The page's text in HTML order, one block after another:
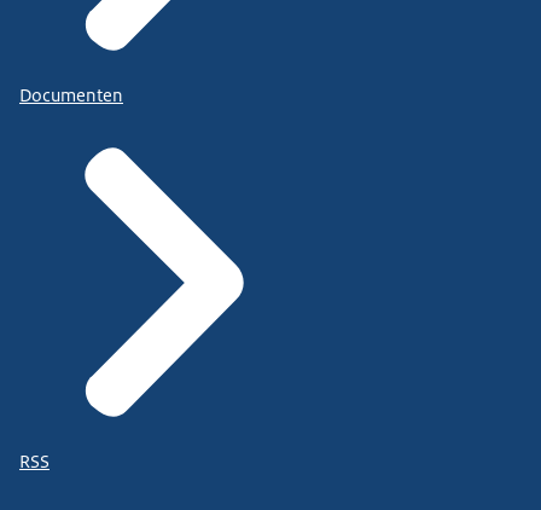
Documenten
RSS